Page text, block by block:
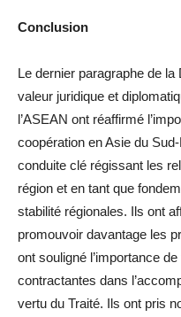
Conclusion
Le dernier paragraphe de la
valeur juridique et
l’ASEAN ont réaffirmé
coopération en Asie du
conduite clé régissant les
région et en tant que
stabilité régionales. Ils ont
promouvoir davantage les
ont souligné l’importance
contractantes dans
vertu du Traité. Ils ont pris